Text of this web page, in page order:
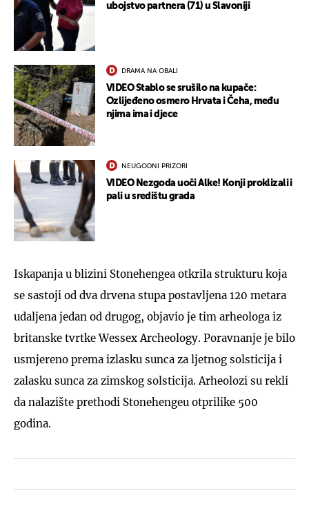
ubojstvo partnera (71) u Slavoniji
DRAMA NA OBALI
VIDEO Stablo se srušilo na kupače:
Ozlijeđeno osmero Hrvata i Čeha, među
njima ima i djece
NEUGODNI PRIZORI
VIDEO Nezgoda uoči Alke! Konji proklizali i
pali u središtu grada
Iskapanja u blizini Stonehengea otkrila strukturu koja
se sastoji od dva drvena stupa postavljena 120 metara
udaljena jedan od drugog, objavio je tim arheologa iz
britanske tvrtke Wessex Archeology. Poravnanje je bilo
usmjereno prema izlasku sunca za ljetnog solsticija i
zalasku sunca za zimskog solsticija. Arheolozi su rekli
da nalazište prethodi Stonehengeu otprilike 500
godina.